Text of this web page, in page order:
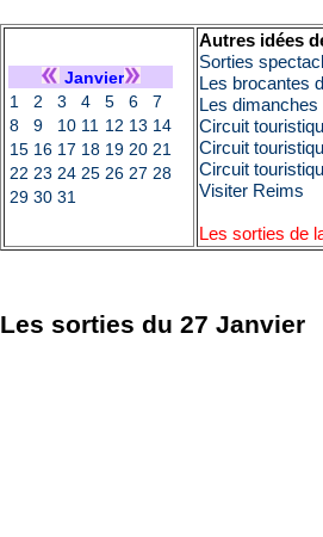
Janvier
1
2 3 4 5 6
7
8
9 10 11 12 13 14
15 16 17 18 19 20 21
22 23 24 25 26 27 28
29 30 31
Autres idées
Sorties
Les brocantes
Les dimanches
Circuit
Circuit
Circuit
Visiter Reims
Les sorties de
Les sorties du 27 Janvier